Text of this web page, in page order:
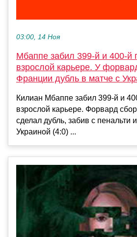
03:00, 14 Ноя
Мбаппе забил 399-й и 400-й
взрослой карьере. У
Франции дубль в матче с
Килиан Мбаппе забил 399-й и
взрослой карьере. Форвард
сделал дубль, забив с пенальти
Украиной (4:0) ...